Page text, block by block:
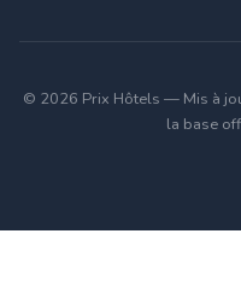
© 2026 Prix Hôtels — Mis à
la base